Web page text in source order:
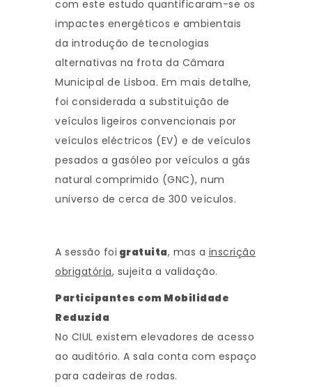
com este estudo quantificaram-se os
impactes energéticos e ambientais
da introdução de tecnologias
alternativas na frota da Câmara
Municipal de Lisboa. Em mais detalhe,
foi considerada a substituição de
veículos ligeiros convencionais por
veículos eléctricos (EV) e de veículos
pesados a gasóleo por veículos a gás
natural comprimido (GNC), num
universo de cerca de 300 veículos.
A sessão foi gratuita, mas a inscrição
obrigatória, sujeita a validação.
Participantes com Mobilidade
Reduzida
No CIUL existem elevadores de acesso
ao auditório. A sala conta com espaço
para cadeiras de rodas.